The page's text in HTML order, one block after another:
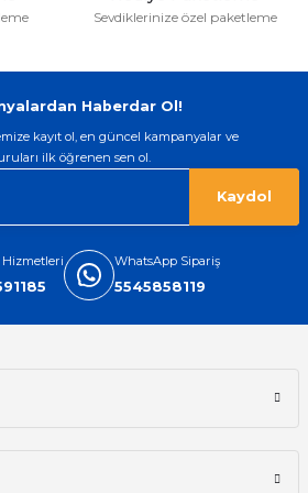
Sevdiklerinize özel paketleme
Haberdar Ol!
kayıt ol, en güncel kampanyalar ve
ilk öğrenen sen ol.
Kaydol
WhatsApp Sipariş
5545858119